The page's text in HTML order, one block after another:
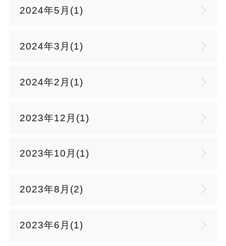
2024年5月(1)
2024年3月(1)
2024年2月(1)
2023年12月(1)
2023年10月(1)
2023年8月(2)
2023年6月(1)